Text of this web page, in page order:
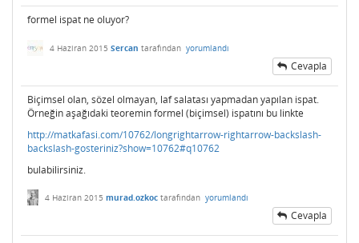
formel ispat ne oluyor?
4 Haziran 2015 Sercan tarafından yorumlandı
Cevapla
Biçimsel olan, sözel olmayan, laf salatası yapmadan yapılan ispat.
Örneğin aşağıdaki teoremin formel (biçimsel) ispatını bu linkte
http://matkafasi.com/10762/longrightarrow-rightarrow-backslash-
backslash-gosteriniz?show=10762#q10762
bulabilirsiniz.
4 Haziran 2015 murad.ozkoc tarafından yorumlandı
Cevapla